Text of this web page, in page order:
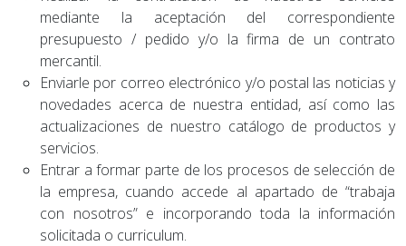
mediante la aceptación del correspondiente
presupuesto / pedido y/o la firma de un contrato
mercantil.
Enviarle por correo electrónico y/o postal las noticias y
novedades acerca de nuestra entidad, así como las
actualizaciones de nuestro catálogo de productos y
servicios.
Entrar a formar parte de los procesos de selección de
la empresa, cuando accede al apartado de “trabaja
con nosotros” e incorporando toda la información
solicitada o curriculum.